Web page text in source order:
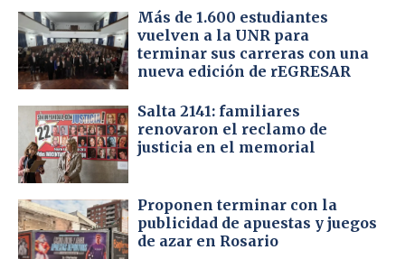
Más de 1.600 estudiantes
vuelven a la UNR para
terminar sus carreras con una
nueva edición de rEGRESAR
Salta 2141: familiares
renovaron el reclamo de
justicia en el memorial
Proponen terminar con la
publicidad de apuestas y juegos
de azar en Rosario